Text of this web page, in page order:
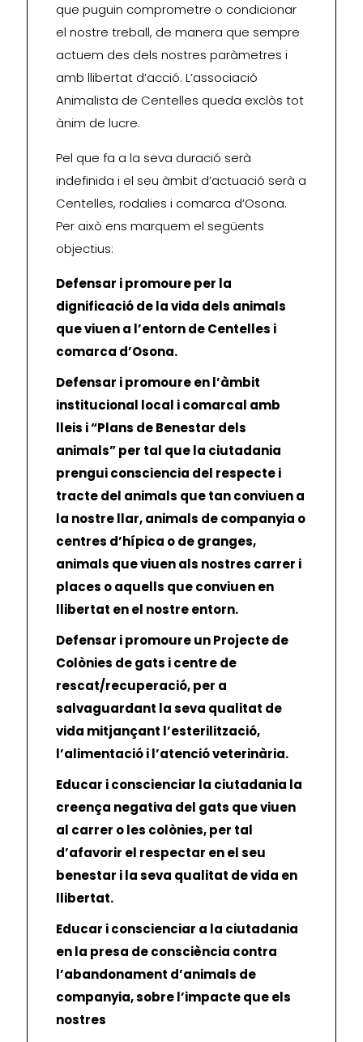
que puguin comprometre o condicionar
el nostre treball, de manera que sempre
actuem des dels nostres paràmetres i
amb llibertat d’acció. L’associació
Animalista de Centelles queda exclòs tot
ànim de lucre.
Pel que fa a la seva duració serà
indefinida i el seu àmbit d’actuació serà a
Centelles, rodalies i comarca d’Osona.
Per això ens marquem el següents
objectius:
Defensar i promoure per la
dignificació de la vida dels animals
que viuen a l’entorn de Centelles i
comarca d’Osona.
Defensar i promoure en l’àmbit
institucional local i comarcal amb
lleis i “Plans de Benestar dels
animals” per tal que la ciutadania
prengui consciencia del respecte i
tracte del animals que tan conviuen a
la nostre llar, animals de companyia o
centres d’hípica o de granges,
animals que viuen als nostres carrer i
places o aquells que conviuen en
llibertat en el nostre entorn.
Defensar i promoure un Projecte de
Colònies de gats i centre de
rescat/recuperació, per a
salvaguardant la seva qualitat de
vida mitjançant l’esterilització,
l’alimentació i l’atenció veterinària.
Educar i conscienciar la ciutadania la
creença negativa del gats que viuen
al carrer o les colònies, per tal
d’afavorir el respectar en el seu
benestar i la seva qualitat de vida en
llibertat.
Educar i conscienciar a la ciutadania
en la presa de consciència contra
l’abandonament d’animals de
companyia, sobre l’impacte que els
nostres